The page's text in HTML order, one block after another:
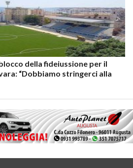
della fideiussione per il
“Dobbiamo stringerci alla